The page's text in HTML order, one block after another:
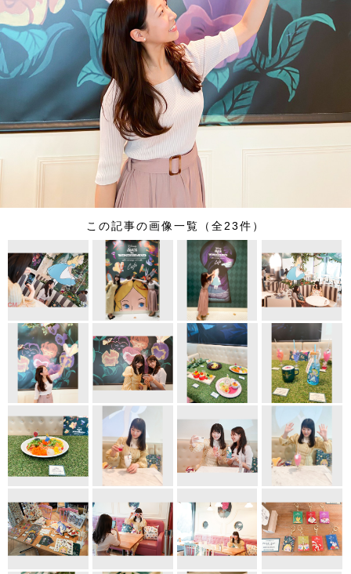
この記事の画像一覧（全23件）